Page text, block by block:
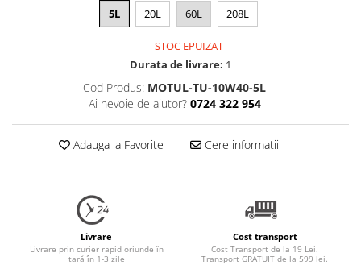
5L 20L 60L 208L
STOC EPUIZAT
Durata de livrare: 1
Cod Produs: MOTUL-TU-10W40-5L
Ai nevoie de ajutor? 0724 322 954
Adauga la Favorite Cere informatii
Livrare
Livrare prin curier rapid oriunde în
țară în 1-3 zile
Cost transport
Cost Transport de la 19 Lei.
Transport GRATUIT de la 599 lei.